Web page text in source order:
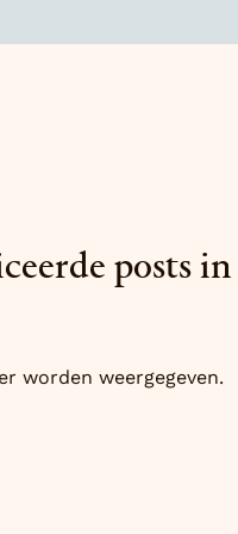
posts in
worden weergegeven.